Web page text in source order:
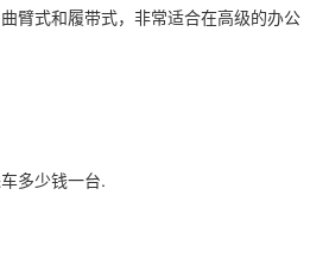
臂式和履带式，非常适合在高级的办公
多少钱一台.